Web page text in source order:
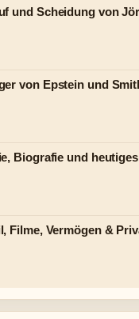
und Scheidung von
von Epstein und
Biografie und
Filme, Vermögen &